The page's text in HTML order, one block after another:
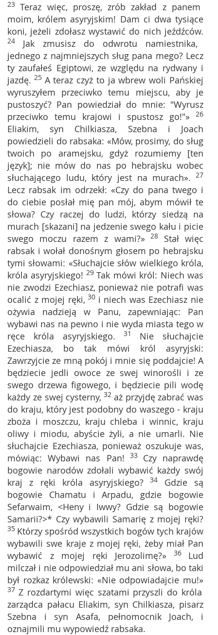
23Teraz więc, proszę, zrób zakład z panem
moim, królem asyryjskim! Dam ci dwa tysiące
koni, jeżeli zdołasz wystawić do nich jeźdźców.
24 Jak zmusisz do odwrotu namiestnika,
jednego z najmniejszych sług pana mego? Lecz
ty zaufałeś Egiptowi, ze względu na rydwany i
jazdę. 25 A teraz czyż to ja wbrew woli Pańskiej
wyruszyłem przeciwko temu miejscu, aby je
pustoszyć? Pan powiedział do mnie: "Wyrusz
przeciwko temu krajowi i spustosz go!"» 26
Eliakim, syn Chilkiasza, Szebna i Joach
powiedzieli do rabsaka: «Mów, prosimy, do sług
twoich po aramejsku, gdyż rozumiemy [ten
język]; nie mów do nas po hebrajsku wobec
słuchającego ludu, który jest na murach». 27
Lecz rabsak im odrzekł: «Czy do pana twego i
do ciebie posłał mię pan mój, abym mówił te
słowa? Czy raczej do ludzi, którzy siedzą na
murach [skazani] na jedzenie swego kału i picie
swego moczu razem z wami?» 28 Stał więc
rabsak i wołał donośnym głosem po hebrajsku
tymi słowami: «Słuchajcie słów wielkiego króla,
króla asyryjskiego! 29Tak mówi król: Niech was
nie zwodzi Ezechiasz, ponieważ nie potrafi was
ocalić z mojej ręki, 30 i niech was Ezechiasz nie
ożywia nadzieją w Panu, zapewniając: Pan
wybawi nas na pewno i nie wyda miasta tego w
ręce króla asyryjskiego. 31 Nie słuchajcie
Ezechiasza, bo tak mówi król asyryjski:
Zawrzyjcie ze mną pokój i mnie się poddajcie! A
będziecie jedli owoce ze swej winorośli i ze
swego drzewa figowego, i będziecie pili wodę
każdy ze swej cysterny, 32 aż przyjdę zabrać was
do kraju, który jest podobny do waszego - kraju
zboża i moszczu, kraju chleba i winnic, kraju
oliwy i miodu, abyście żyli, a nie umarli. Nie
słuchajcie Ezechiasza, ponieważ oszukuje was,
mówiąc: Wybawi nas Pan! 33 Czy naprawdę
bogowie narodów zdołali wybawić każdy swój
kraj z ręki króla asyryjskiego? 34 Gdzie są
bogowie Chamatu i Arpadu, gdzie bogowie
Sefarwaim, <Heny i Iwwy? Gdzie są bogowie
Samarii?>* Czy wybawili Samarię z mojej ręki?
35 Którzy spośród wszystkich bogów tych krajów
wybawili swe kraje z mojej ręki, żeby miał Pan
wybawić z mojej ręki Jerozolimę?» 36 Lud
milczał i nie odpowiedział mu ani słowa, bo taki
był rozkaz królewski: «Nie odpowiadajcie mu!»
37 Z rozdartymi więc szatami przyszli do króla
zarządca pałacu Eliakim, syn Chilkiasza, pisarz
Szebna i syn Asafa, pełnomocnik Joach, i
oznajmili mu wypowiedź rabsaka.